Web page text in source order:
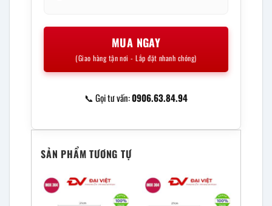
MUA NGAY
(Giao hàng tận nơi - Lắp đặt nhanh chóng)
📞 Gọi tư vấn:0906.63.84.94
SẢN PHẨM TƯƠNG TỰ